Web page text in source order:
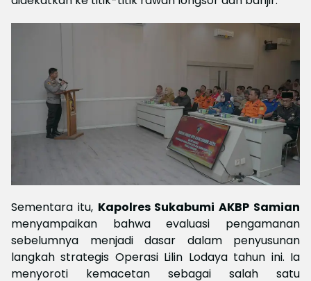
Sementara itu, Kapolres Sukabumi AKBP Samian
menyampaikan bahwa evaluasi pengamanan
sebelumnya menjadi dasar dalam penyusunan
langkah strategis Operasi Lilin Lodaya tahun ini. Ia
menyoroti kemacetan sebagai salah satu